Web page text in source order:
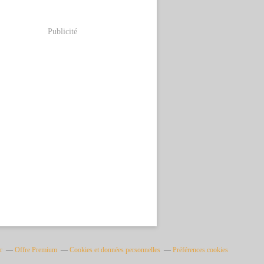
Publicité
Offre Premium Cookies et données personnelles Préférences cookies